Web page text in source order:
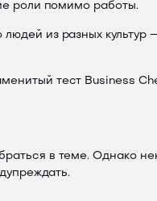
роли помимо работы.
из разных культур
тест Business
в теме. Однако